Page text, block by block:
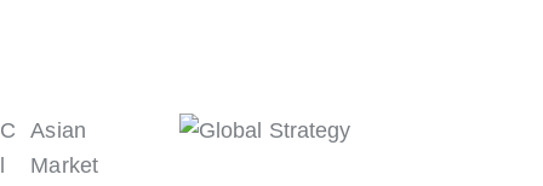
C
l
Asian
Market